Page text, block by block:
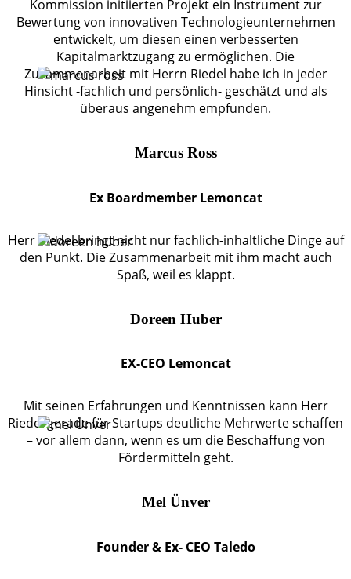
Kommission initiierten Projekt ein Instrument zur
Bewertung von innovativen Technologieunternehmen
entwickelt, um diesen einen verbesserten
Kapitalmarktzugang zu ermöglichen. Die
Zusammenarbeit mit Herrn Riedel habe ich in jeder
Hinsicht -fachlich und persönlich- geschätzt und als
überaus angenehm empfunden.
Marcus Ross
Ex Boardmember Lemoncat
Herr Riedel bringt nicht nur fachlich-inhaltliche Dinge auf
den Punkt. Die Zusammenarbeit mit ihm macht auch
Spaß, weil es klappt.
Doreen Huber
EX-CEO Lemoncat
Mit seinen Erfahrungen und Kenntnissen kann Herr
Riedel gerade für Startups deutliche Mehrwerte schaffen
– vor allem dann, wenn es um die Beschaffung von
Fördermitteln geht.
Mel Ünver
Founder & Ex- CEO Taledo